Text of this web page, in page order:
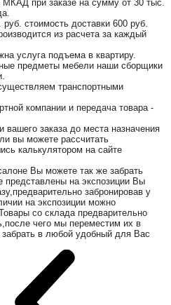
при заказе на сумму от 30 тыс.
стоимость доставки 600 руб.
из расчета за каждый
услуга подъема в квартиру.
предметы мебели наши сборщики
транспортными
компании и передача товара -
вашего заказа до места назначения
вы можете рассчитать
калькулятором на сайте
Вы можете так же забрать
представлены на экспозиции Вы
забронировав у
на экспозиции можно
со склада предварительно
чего мы переместим их в
в любой удобный для Вас